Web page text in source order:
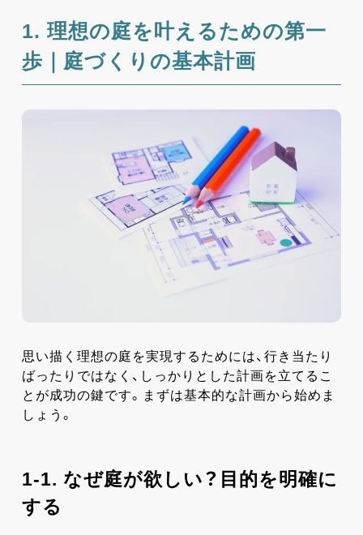
1. 理想の庭を叶えるための第一
歩｜庭づくりの基本計画
思い描く理想の庭を実現するためには、行き当たり
ばったりではなく、しっかりとした計画を立てるこ
とが成功の鍵です。まずは基本的な計画から始めま
しょう。
1-1. なぜ庭が欲しい？目的を明確に
する